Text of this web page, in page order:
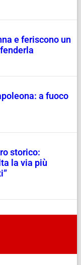
e feriscono un
a fuoco
storico:
la via più